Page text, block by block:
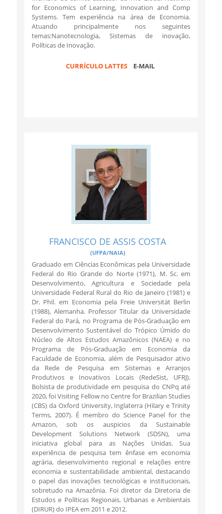
for Economics of Learning, Innovation and Comp
Systems. Tem experiência na área de Economia.
Atuando principalmente nos seguintes
temas:Nanotecnologia, Sistemas de inovação,
Políticas de Inovação.
CURRÍCULO LATTESE-MAIL
FRANCISCO DE ASSIS COSTA
(UFPA/NAIA)
Graduado em Ciências Econômicas pela Universidade
Federal do Rio Grande do Norte (1971), M. Sc. em
Desenvolvimento, Agricultura e Sociedade pela
Universidade Federal Rural do Rio de Janeiro (1981) e
Dr. Phil. em Economia pela Freie Universität Berlin
(1988), Alemanha. Professor Titular da Universidade
Federal do Pará, no Programa de Pós-Graduação em
Desenvolvimento Sustentável do Trópico Úmido do
Núcleo de Altos Estudos Amazônicos (NAEA) e no
Programa de Pós-Graduação em Economia da
Faculdade de Economia, além de Pesquisador ativo
da Rede de Pesquisa em Sistemas e Arranjos
Produtivos e Inovativos Locais (RedeSist, UFRJ).
Bolsista de produtividade em pesquisa do CNPq até
2020, foi Visiting Fellow no Centre for Brazilian Studies
(CBS) da Oxford University, Inglaterra (Hilary e Trinity
Terms, 2007). É membro do Science Panel for the
Amazon, sob os auspicios da Sustainable
Development Solutions Network (SDSN), uma
iniciativa global para as Nações Unidas. Sua
experiência de pesquisa tem ênfase em economia
agrária, desenvolvimento regional e relações entre
economia e sustentabilidade ambiental, destacando
o papel das inovações tecnológicas e institucionais,
sobretudo na Amazônia. Foi diretor da Diretoria de
Estudos e Políticas Regionais, Urbanas e Ambientais
(DIRUR) do IPEA em 2011 e 2012.